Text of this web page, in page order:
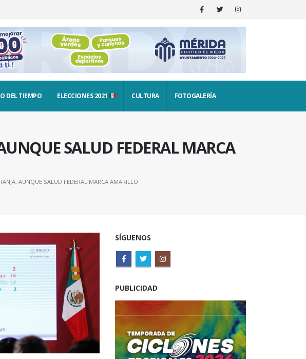
DEL TIEMPO ELECCIONES 2021 CULTURA FOTOGALERÍA
SALUD FEDERAL MARCA
AUNQUE SALUD FEDERAL MARCA AMARILLO
SÍGUENOS
PUBLICIDAD